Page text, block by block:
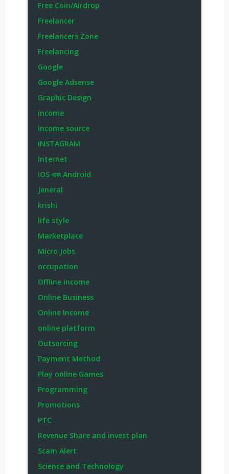
Free Coin/Airdrop
Freelancer
Freelancers Zone
Freelancing
Google
Google Adsense
Graphic Design
income
income source
INSTAGRAM
Internet
iOS এবং Android
Jeneral
krishi
life style
Marketplace
Micro Jobs
occupation
Offline income
Online Business
Online Income
online platform
Outsorcing
Payment Method
Play online Games
Programming
Promotions
PTC
Revenue Share and invest plan
Scam Alert
Science and Technology